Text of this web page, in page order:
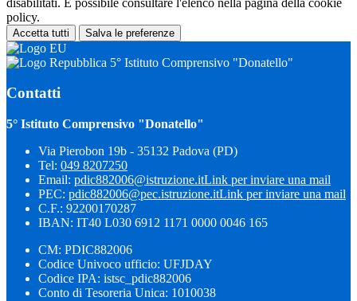
policy.
Accetta tutti Salva le preferenze
5° Istituto Comprensivo "Donatello"
Contatti
5° Istituto Comprensivo "Donatello"
Via Pierobon 19b - 35132 Padova (PD)
Tel: 049 8207250
Email: pdic882006@istruzione.itLink per inviare una mail
PEC: pdic882006@pec.istruzione.itLink per inviare una mail
C.F.: 92200170287
IBAN: IT40 L030 6912 1171 0000 0046 165
CM: PDIC882006
Codice Univoco ufficio: UFJDAY
Codice IPA: istsc_pdic882006
Conto di Tesoreria Unica: 1010038